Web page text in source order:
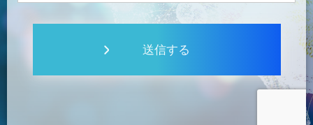
送信する